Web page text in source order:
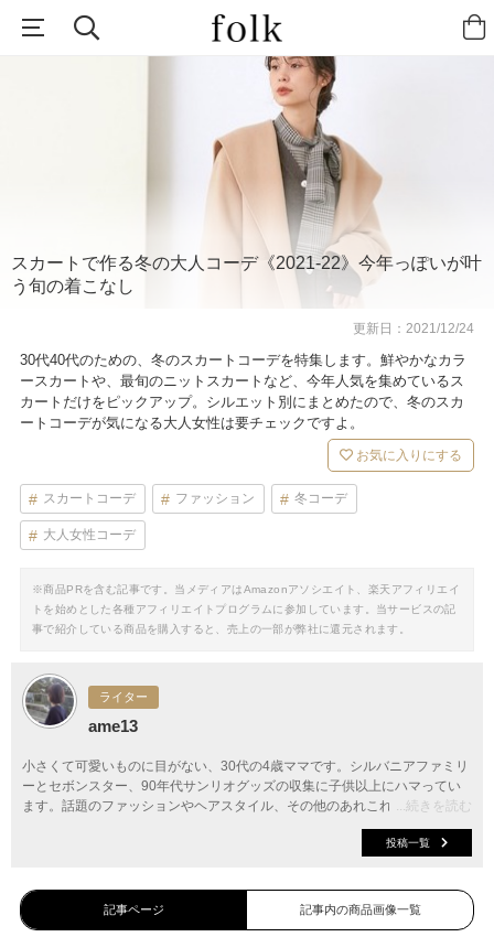
スカートで作る冬の大人コーデ《2021-22》今年っぽいが叶
う旬の着こなし
更新日：2021/12/24
30代40代のための、冬のスカートコーデを特集します。鮮やかなカラ
ースカートや、最旬のニットスカートなど、今年人気を集めているス
カートだけをピックアップ。シルエット別にまとめたので、冬のスカ
ートコーデが気になる大人女性は要チェックですよ。
お気に入りにする
スカートコーデ ファッション 冬コーデ
大人女性コーデ
※商品PRを含む記事です。当メディアはAmazonアソシエイト、楽天アフィリエイ
トを始めとした各種アフィリエイトプログラムに参加しています。当サービスの記
事で紹介している商品を購入すると、売上の一部が弊社に還元されます。
ライター
ame13
...続きを読む
小さくて可愛いものに目がない、30代の4歳ママです。シルバニアファミリ
ーとセボンスター、90年代サンリオグッズの収集に子供以上にハマってい
ます。話題のファッションやヘアスタイル、その他のあれこれについて、分
投稿一覧
記事ページ 記事内の商品画像一覧